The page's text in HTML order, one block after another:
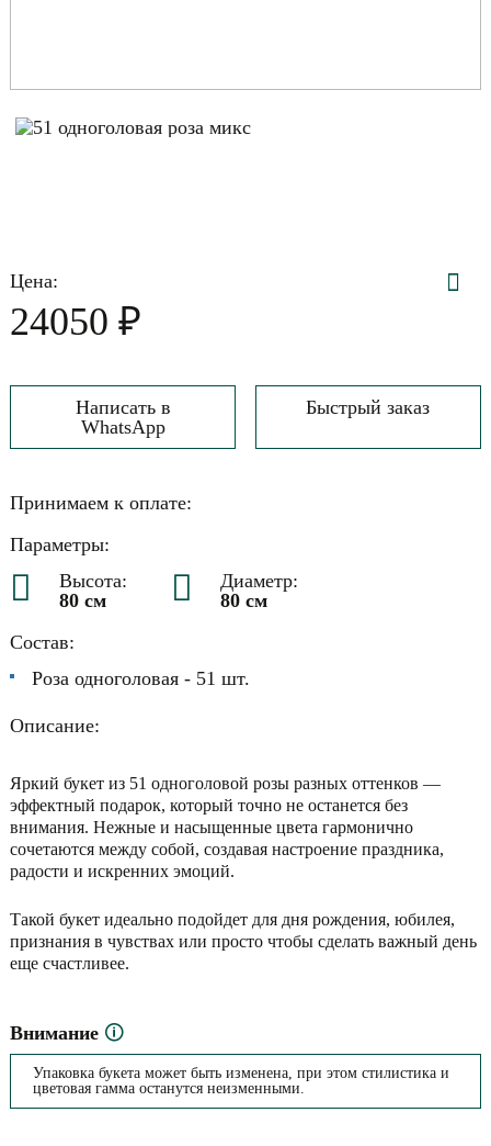
Цена:
24050 ₽
Написать в
WhatsApp
Быстрый заказ
Принимаем к оплате:
Параметры:
Высота:
80 см
Диаметр:
80 см
Состав:
Роза одноголовая - 51 шт.
Описание:
Яркий букет из 51 одноголовой розы разных оттенков —
эффектный подарок, который точно не останется без
внимания. Нежные и насыщенные цвета гармонично
сочетаются между собой, создавая настроение праздника,
радости и искренних эмоций.
Такой букет идеально подойдет для дня рождения, юбилея,
признания в чувствах или просто чтобы сделать важный день
еще счастливее.
Внимание 🛈
Упаковка букета может быть изменена, при этом стилистика и
цветовая гамма останутся неизменными.